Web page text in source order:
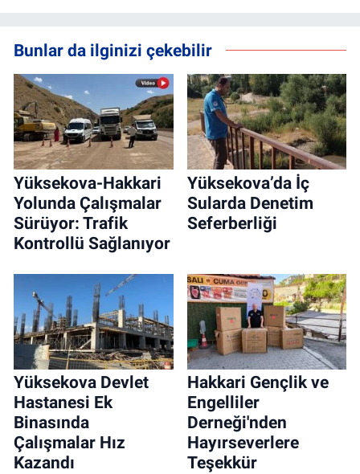
Bunlar da ilginizi çekebilir
Yüksekova-Hakkari
Yolunda Çalışmalar
Sürüyor: Trafik
Kontrollü Sağlanıyor
Yüksekova’da İç
Sularda Denetim
Seferberliği
Yüksekova Devlet
Hastanesi Ek
Binasında
Çalışmalar Hız
Kazandı
Hakkari Gençlik ve
Engelliler
Derneği'nden
Hayırseverlere
Teşekkür